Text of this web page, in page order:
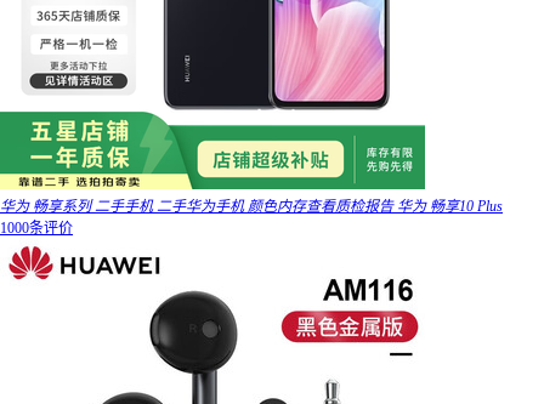
华为 畅享系列 二手手机 二手华为手机 颜色内存查看质检报告 华为 畅享10 Plus
1000条评价